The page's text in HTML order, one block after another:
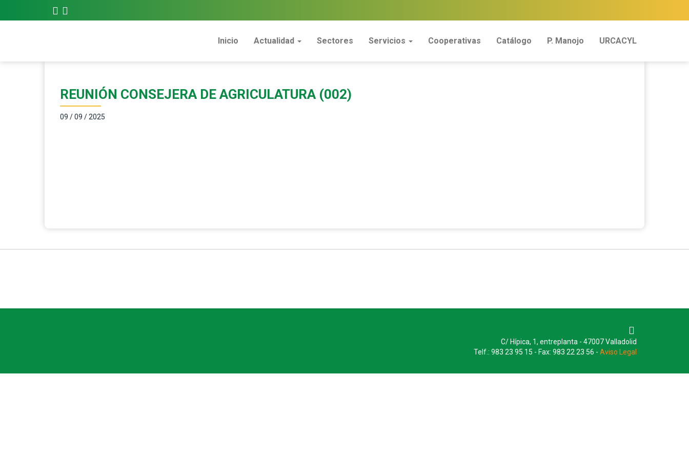
Inicio Actualidad Sectores Servicios Cooperativas Catálogo P. Manojo URCACYL
REUNIÓN CONSEJERA DE AGRICULATURA (002)
09 / 09 / 2025
C/ Hípica, 1, entreplanta - 47007 Valladolid
Telf.: 983 23 95 15 - Fax: 983 22 23 56 - Aviso Legal